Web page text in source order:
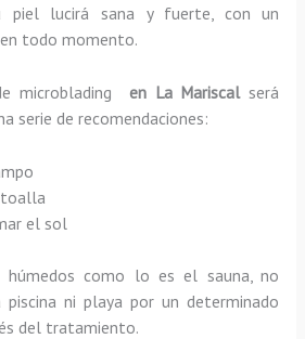
piel lucirá sana y fuerte, con un
todo momento.
microblading en La Mariscal será
serie de recomendaciones:
el sol
húmedos como lo es el sauna, no
ni playa por un determinado
del tratamiento.